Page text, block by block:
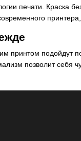
печати.
принтом подойдут
позволит себя